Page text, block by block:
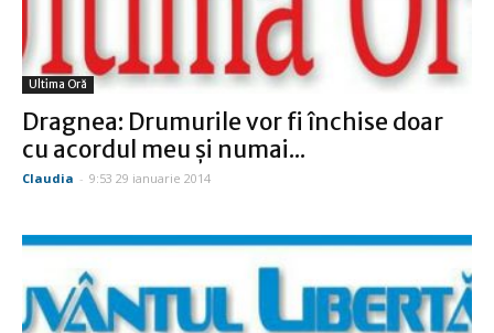
Ultima Oră
Dragnea: Drumurile vor fi închise doar
cu acordul meu şi numai...
Claudia - 9:53 29 ianuarie 2014